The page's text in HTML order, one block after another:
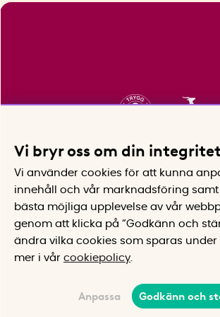
Vi bryr oss om din
Vi använder cookies för att kunna
innehåll och vår marknadsföring
bästa möjliga upplevelse av vår
genom att klicka på “Godkänn och
ändra vilka cookies som sparas under
mer i vår cookiepolicy
Anpassa Godkänn och